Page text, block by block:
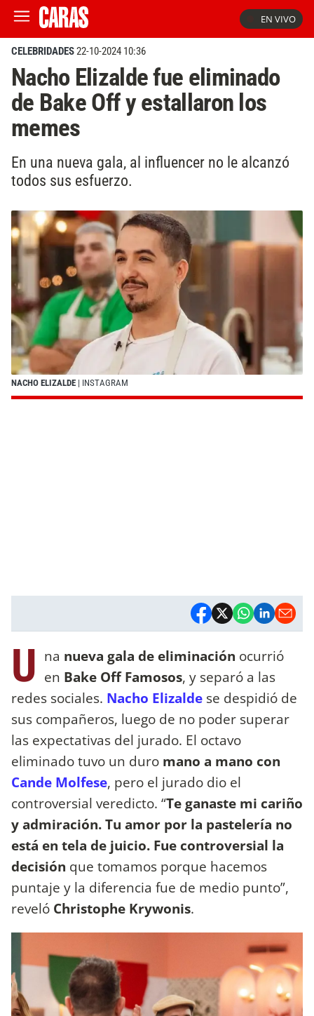
EN VIVO
CELEBRIDADES22-10-2024 10:36
Nacho Elizalde fue eliminado
de Bake Off y estallaron los
memes
En una nueva gala, al influencer no le alcanzó
todos sus esfuerzo.
NACHO ELIZALDE | INSTAGRAM
U na nueva gala de eliminación ocurrió
en Bake Off Famosos, y separó a las
redes sociales. Nacho Elizalde se despidió de
sus compañeros, luego de no poder superar
las expectativas del jurado. El octavo
eliminado tuvo un duro mano a mano con
Cande Molfese, pero el jurado dio el
controversial veredicto. “Te ganaste mi cariño
y admiración. Tu amor por la pastelería no
está en tela de juicio. Fue controversial la
decisión que tomamos porque hacemos
puntaje y la diferencia fue de medio punto”,
reveló Christophe Krywonis.